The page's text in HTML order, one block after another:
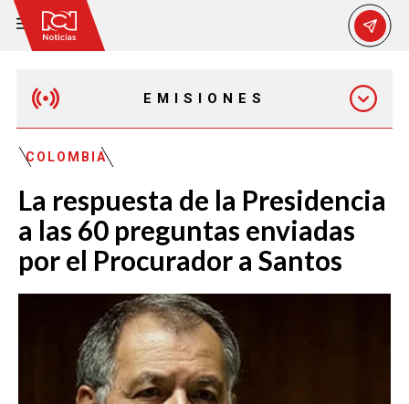
EMISIONES
EMISIÓN 12:30 PM
EMISIÓN 7:00 PM
EMISIÓN 11:30 PM
COLOMBIA
La respuesta de la Presidencia
a las 60 preguntas enviadas
por el Procurador a Santos